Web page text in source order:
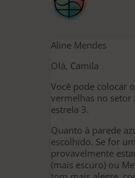
Aline Mendes
Olá, Camila
Você pode colocar
vermelhas no setor
estrela 3.
Quanto à parede
escolhido. Se for
provavelmente
(mais escuro) ou